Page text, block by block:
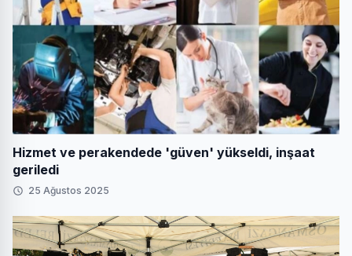
Hizmet ve perakendede 'güven' yükseldi, inşaat
geriledi
25 Ağustos 2025